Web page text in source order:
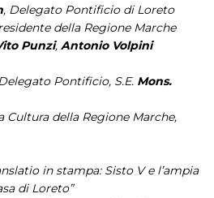
, Delegato Pontificio di Loreto
della Regione Marche
Punzi, Antonio Volpini
Pontificio, S.E. Mons.
Cultura della Regione Marche,
in stampa: Sisto V e l’ampia
di Loreto”